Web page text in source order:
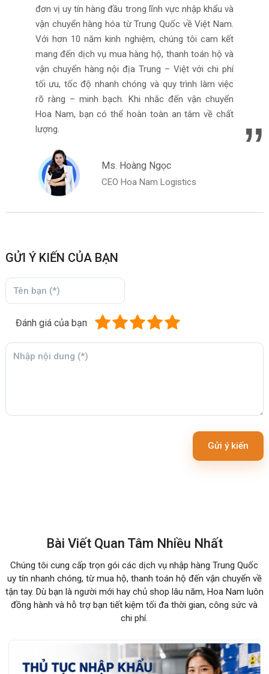
đơn vị uy tín hàng đầu trong lĩnh vực nhập khẩu và
vận chuyển hàng hóa từ Trung Quốc về Việt Nam.
Với hơn 10 năm kinh nghiệm, chúng tôi cam kết
mang đến dịch vụ mua hàng hộ, thanh toán hộ và
vận chuyển hàng nội địa Trung – Việt với chi phí
tối ưu, tốc độ nhanh chóng và quy trình làm việc
rõ ràng – minh bạch. Khi nhắc đến vận chuyển
Hoa Nam, bạn có thể hoàn toàn an tâm về chất
lượng.
Ms. Hoàng Ngọc
CEO Hoa Nam Logistics
GỬI Ý KIẾN CỦA BẠN
Đánh giá của bạn
Gửi ý kiến
Bài Viết Quan Tâm Nhiều Nhất
Chúng tôi cung cấp trọn gói các dịch vụ nhập hàng Trung Quốc
uy tín nhanh chóng, từ mua hộ, thanh toán hộ đến vận chuyển về
tận tay. Dù bạn là người mới hay chủ shop lâu năm, Hoa Nam luôn
đồng hành và hỗ trợ bạn tiết kiệm tối đa thời gian, công sức và
chi phí.